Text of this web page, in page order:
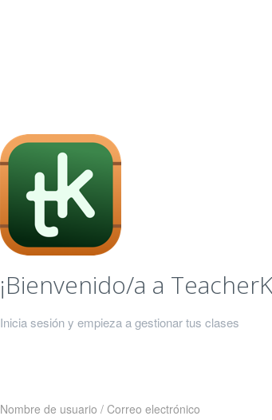
¡Bienvenido/a a
Inicia sesión y empieza a gestionar tus clases